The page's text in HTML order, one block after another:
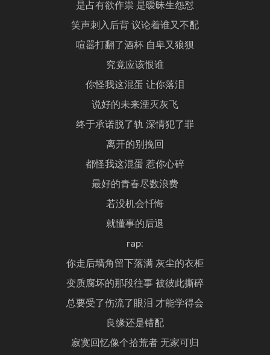
是占有欲作祟 是暧昧生怨怼
笑声刺入后背 议论着谁又不配
喧嚣打翻了酒杯 自卑又狼狈
究竟应该恨谁
你怪我这混蛋 让你落泪
说好的未来湮灭灰飞
终于承诺脱了轨 深情犯了罪
离开的别挽回
都怪我这混蛋 惹你心碎
最好的青春尽数浪费
若没机会忏悔
就懂事的后退
rap:
你走后墙角留下落满 灰尘的衣柜
变质腐坏的那段往事 被彼此撕碎
总要受了伤流了眼泪 才能学得会
良缘还是错配
寂寞回忆像个拾荒者 无家可归